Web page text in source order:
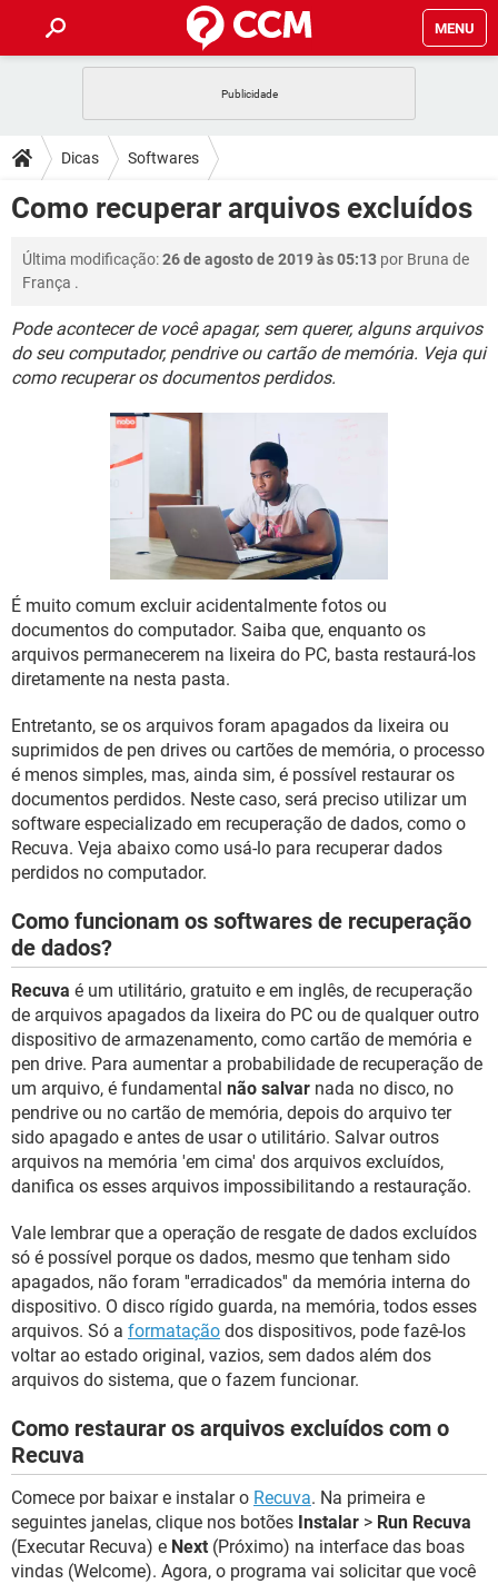
MENU
CELULAR
OUTLOOK EXCEL
GUIA DE COMPRAS
DICAS
JOGOS
CELULAR FACEBOOK
OUTLOOK EXCEL
GUIA DE COMPRAS
DOWNLOADS
CELULAR
INSTAGRAM GMAIL
GUIA DE COMPRAS
FÓRUM
CELULAR FACEBOOK
OUTLOOK EXCEL
GMAIL
JOGOS WHATSAPP
EXCEL
GMAIL
Dicas Softwares
Como recuperar arquivos excluídos
Última modificação:26 de agosto de 2019 às 05:13 por Bruna de
França .
Pode acontecer de você apagar, sem querer, alguns arquivos
do seu computador, pendrive ou cartão de memória. Veja qui
como recuperar os documentos perdidos.
É muito comum excluir acidentalmente fotos ou
documentos do computador. Saiba que, enquanto os
arquivos permanecerem na lixeira do PC, basta restaurá-los
diretamente na nesta pasta.
Entretanto, se os arquivos foram apagados da lixeira ou
suprimidos de pen drives ou cartões de memória, o processo
é menos simples, mas, ainda sim, é possível restaurar os
documentos perdidos. Neste caso, será preciso utilizar um
software especializado em recuperação de dados, como o
Recuva. Veja abaixo como usá-lo para recuperar dados
perdidos no computador.
Como funcionam os softwares de recuperação
de dados?
Recuva é um utilitário, gratuito e em inglês, de recuperação
de arquivos apagados da lixeira do PC ou de qualquer outro
dispositivo de armazenamento, como cartão de memória e
pen drive. Para aumentar a probabilidade de recuperação de
um arquivo, é fundamental não salvar nada no disco, no
pendrive ou no cartão de memória, depois do arquivo ter
sido apagado e antes de usar o utilitário. Salvar outros
arquivos na memória 'em cima' dos arquivos excluídos,
danifica os esses arquivos impossibilitando a restauração.
Vale lembrar que a operação de resgate de dados excluídos
só é possível porque os dados, mesmo que tenham sido
apagados, não foram ''erradicados'' da memória interna do
dispositivo. O disco rígido guarda, na memória, todos esses
arquivos. Só a formatação dos dispositivos, pode fazê-los
voltar ao estado original, vazios, sem dados além dos
arquivos do sistema, que o fazem funcionar.
Como restaurar os arquivos excluídos com o
Recuva
Comece por baixar e instalar o Recuva. Na primeira e
seguintes janelas, clique nos botões Instalar > Run Recuva
(Executar Recuva) e Next (Próximo) na interface das boas
vindas (Welcome). Agora, o programa vai solicitar que você